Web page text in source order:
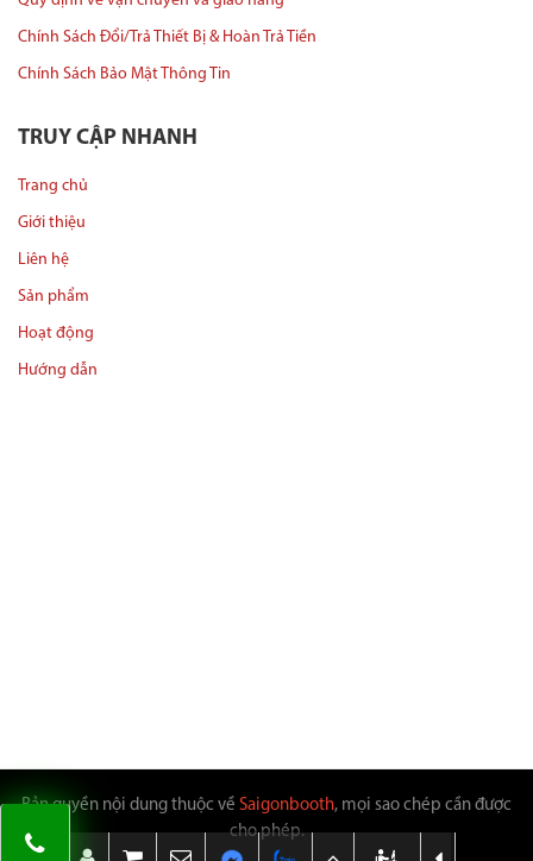
Chính Sách Đổi/Trả Thiết Bị & Hoàn Trả Tiền
Chính Sách Bảo Mật Thông Tin
TRUY CẬP NHANH
Trang chủ
Giới thiệu
Liên hệ
Sản phẩm
Hoạt động
Hướng dẫn
Bản quyền nội dung thuộc về Saigonbooth, mọi sao chép cần được
cho phép.